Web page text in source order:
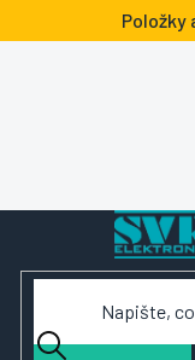
na
Položky